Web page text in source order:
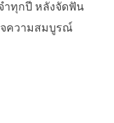
ำทุกปี หลังจัดฟัน
จความสมบูรณ์